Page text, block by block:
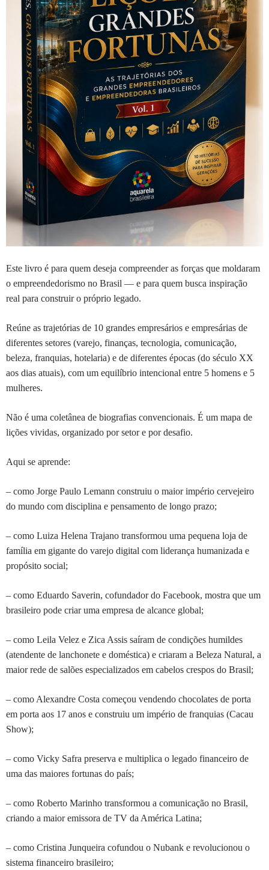
Este livro é para quem deseja compreender as forças que moldaram
o empreendedorismo no Brasil — e para quem busca inspiração
real para construir o próprio legado.
Reúne as trajetórias de 10 grandes empresários e empresárias de
diferentes setores (varejo, finanças, tecnologia, comunicação,
beleza, franquias, hotelaria) e de diferentes épocas (do século XX
aos dias atuais), com um equilíbrio intencional entre 5 homens e 5
mulheres.
Não é uma coletânea de biografias convencionais. É um mapa de
lições vividas, organizado por setor e por desafio.
Aqui se aprende:
– como Jorge Paulo Lemann construiu o maior império cervejeiro
do mundo com disciplina e pensamento de longo prazo;
– como Luiza Helena Trajano transformou uma pequena loja de
família em gigante do varejo digital com liderança humanizada e
propósito social;
– como Eduardo Saverin, cofundador do Facebook, mostra que um
brasileiro pode criar uma empresa de alcance global;
– como Leila Velez e Zica Assis saíram de condições humildes
(atendente de lanchonete e doméstica) e criaram a Beleza Natural, a
maior rede de salões especializados em cabelos crespos do Brasil;
– como Alexandre Costa começou vendendo chocolates de porta
em porta aos 17 anos e construiu um império de franquias (Cacau
Show);
– como Vicky Safra preserva e multiplica o legado financeiro de
uma das maiores fortunas do país;
– como Roberto Marinho transformou a comunicação no Brasil,
criando a maior emissora de TV da América Latina;
– como Cristina Junqueira cofundou o Nubank e revolucionou o
sistema financeiro brasileiro;